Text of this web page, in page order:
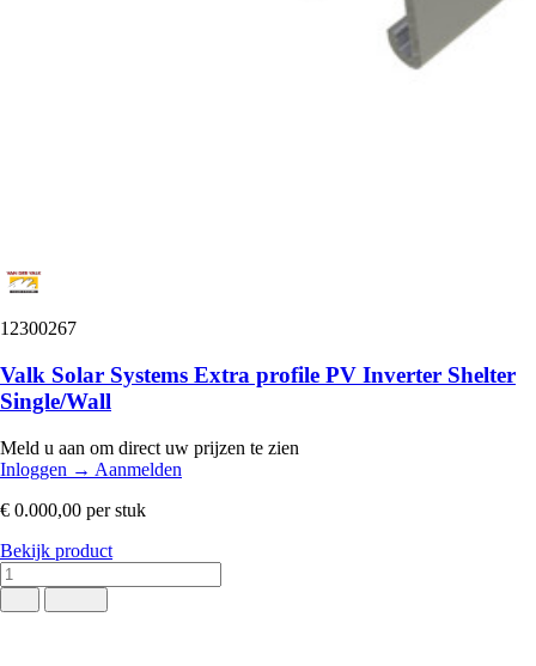
12300267
Valk Solar Systems Extra profile PV Inverter Shelter
Single/Wall
Meld u aan om direct uw prijzen te zien
Inloggen → Aanmelden
€ 0.000,00 per stuk
Bekijk product